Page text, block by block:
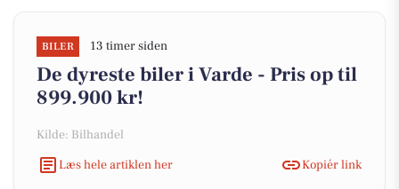
BILER 13 timer siden
De dyreste biler i Varde - Pris op til
899.900 kr!
Kilde: Bilhandel
Læs hele artiklen her
Kopiér link